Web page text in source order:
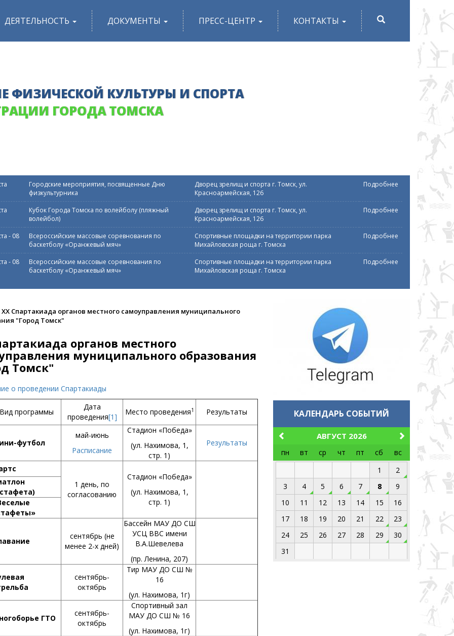
ДЕЯТЕЛЬНОСТЬ ДОКУМЕНТЫ ПРЕСС-ЦЕНТР КОНТАКТЫ
ФИЗИЧЕСКОЙ КУЛЬТУРЫ И СПОРТА
ГОРОДА ТОМСКА
Городские мероприятия, посвященные Дню
физкультурника
Дворец зрелищ и спорта г. Томск, ул.
Красноармейская, 126
Подробнее
Кубок Города Томска по волейболу (пляжный
волейбол)
Дворец зрелищ и спорта г. Томск, ул.
Красноармейская, 126
Подробнее
- 08
Всероссийские массовые соревнования по
баскетболу «Оранжевый мяч»
Спортивные площадки на территории парка
Михайловская роща г. Томска
Подробнее
- 08
Всероссийские массовые соревнования по
баскетболу «Оранжевый мяч»
Спортивные площадки на территории парка
Михайловская роща г. Томска
Подробнее
XX Спартакиада органов местного самоуправления муниципального
"Город Томск"
органов местного
муниципального образования
Томск"
о проведении Спартакиады
Вид программы
Дата
проведения[1]
Место проведения1 Результаты
футбол
май-июнь
Расписание
Стадион «Победа»
(ул. Нахимова, 1,
стр. 1)
Результаты
1 день, по
согласованию
Стадион «Победа»
(ул. Нахимова, 1,
стр. 1)
сентябрь (не
менее 2-х дней)
Бассейн МАУ ДО СШ
УСЦ ВВС имени
В.А.Шевелева
(пр. Ленина, 207)
сентябрь-
октябрь
Тир МАУ ДО СШ №
16
(ул. Нахимова, 1г)
ГТО
сентябрь-
октябрь
Спортивный зал
МАУ ДО СШ № 16
(ул. Нахимова, 1г)
КАЛЕНДАРЬ СОБЫТИЙ
пн вт ср чт пт сб
вс
1
2
3
4 5 6 7 8
9
10
11 12 13 14 15
16
17
18 19 20 21 22
23
24
25 26 27 28 29
30
31
АВГУСТ 2026